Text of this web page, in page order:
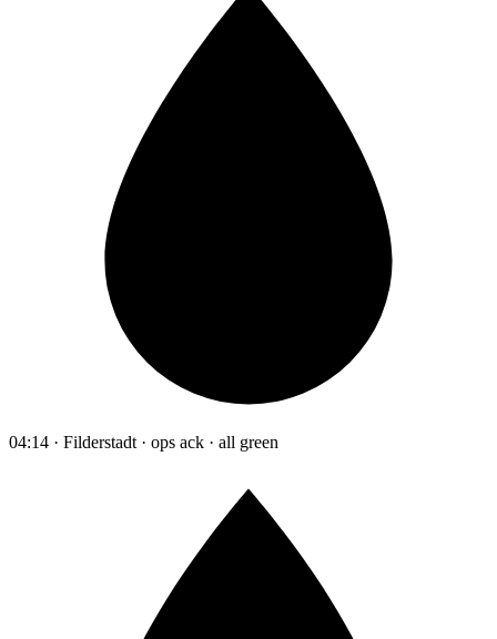
04:14 · Filderstadt · ops ack · all green